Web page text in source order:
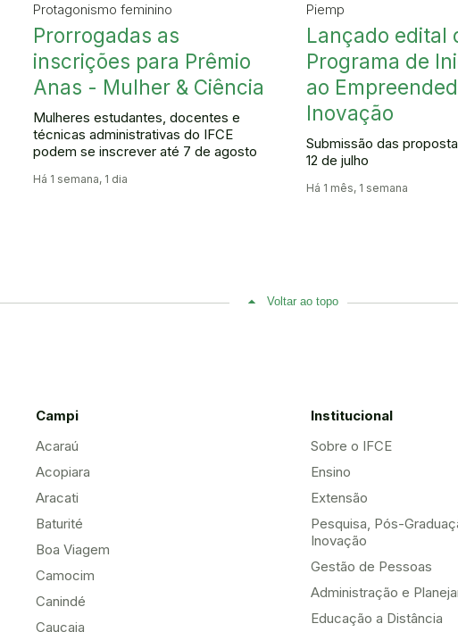
Protagonismo feminino
Prorrogadas as
inscrições para Prêmio
Anas - Mulher & Ciência
Mulheres estudantes, docentes e
técnicas administrativas do IFCE
podem se inscrever até 7 de agosto
Há 1 semana, 1 dia
Piemp
Lançado edital
Programa de
ao
Inovação
Submissão das
12 de julho
Há 1 mês, 1 semana
Voltar ao topo
Campi
Acaraú
Acopiara
Aracati
Baturité
Boa Viagem
Camocim
Canindé
Caucaia
Institucional
Sobre o IFCE
Ensino
Extensão
Pesquisa, Pós-
Inovação
Gestão de Pessoas
Administração e
Educação a Distância